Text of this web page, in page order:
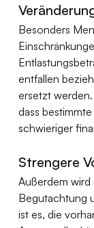
Besonders
entfallen
ersetzt
dass
schwieriger
Strengere
Außerdem wird
Begutachtung
ist es, die